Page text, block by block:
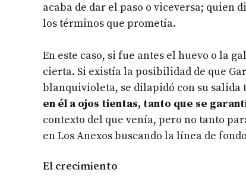
acaba de dar el paso o viceversa; quien
los términos que prometía.
En este caso, si fue antes el huevo o la
cierta. Si existía la posibilidad de que
blanquivioleta, se dilapidó con su salida
en él a ojos tientas, tanto que se
contexto del que venía, pero no tanto
en Los Anexos buscando la línea de
El crecimiento